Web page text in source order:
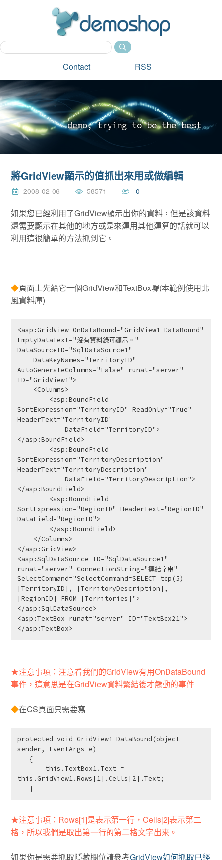
Contact RSS
demo, tryi ng to be the best_
將GridView顯示的值抓出來用或做編輯
2008-02-06 58571 0
如果您已經利用了GridView顯示出你的資料，但是該資料
還需要顯示在其他的地方或是來運用其他運算的話就可以
利用這很簡單的方法抓到它。
◆頁面上先給它一個GridView和TextBox囉(本範例使用北
風資料庫)
<asp:GridView OnDataBound="GridView1_DataBound"
EmptyDataText="沒有資料錄可顯示。"
DataSourceID="SqlDataSource1"
DataKeyNames="TerritoryID"
AutoGenerateColumns="False" runat="server"
ID="GridView1">
<Columns>
<asp:BoundField
SortExpression="TerritoryID" ReadOnly="True"
HeaderText="TerritoryID"
DataField="TerritoryID">
</asp:BoundField>
<asp:BoundField
SortExpression="TerritoryDescription"
HeaderText="TerritoryDescription"
DataField="TerritoryDescription">
</asp:BoundField>
<asp:BoundField
SortExpression="RegionID" HeaderText="RegionID"
DataField="RegionID">
</asp:BoundField>
</Columns>
</asp:GridView>
<asp:SqlDataSource ID="SqlDataSource1"
runat="server" ConnectionString="連結字串"
SelectCommand="SelectCommand=SELECT top(5)
[TerritoryID], [TerritoryDescription],
[RegionID] FROM [Territories]">
</asp:SqlDataSource>
<asp:TextBox runat="server" ID="TextBox21">
</asp:TextBox>
★注意事項：注意看我們的GridView有用OnDataBound
事件，這意思是在GridView資料繫結後才觸動的事件
◆在CS頁面只需要寫
protected void GridView1_DataBound(object
sender, EventArgs e)
this.GridView1.Rows[1].Cells[2].Text;
   }
★注意事項：Rows[1]是表示第一行，Cells[2]表示第二
格，所以我們是取出第一行的第二格文字出來。
如果你是需要抓取隱藏欄位請參考GridView如何抓取已經